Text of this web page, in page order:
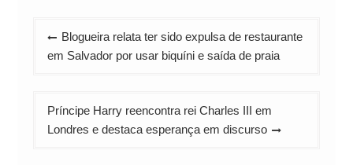
Navegação
de
Blogueira relata ter sido expulsa de restaurante
em Salvador por usar biquíni e saída de praia
Príncipe Harry reencontra rei Charles III em
Londres e destaca esperança em discurso